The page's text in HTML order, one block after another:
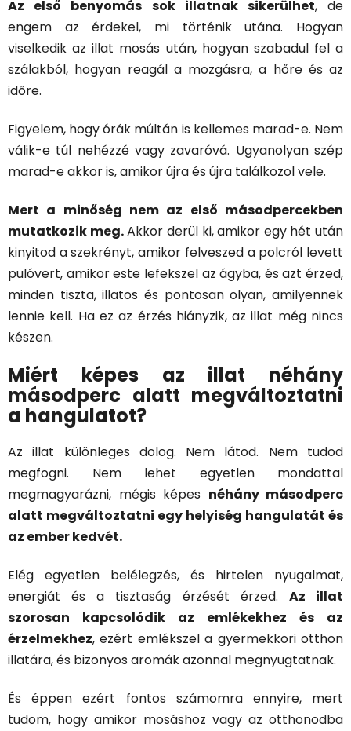
Az első benyomás sok illatnak sikerülhet, de
engem az érdekel, mi történik utána. Hogyan
viselkedik az illat mosás után, hogyan szabadul fel a
szálakból, hogyan reagál a mozgásra, a hőre és az
időre.
Figyelem, hogy órák múltán is kellemes marad-e. Nem
válik-e túl nehézzé vagy zavaróvá. Ugyanolyan szép
marad-e akkor is, amikor újra és újra találkozol vele.
Mert a minőség nem az első másodpercekben
mutatkozik meg.Akkor derül ki, amikor egy hét után
kinyitod a szekrényt, amikor felveszed a polcról levett
pulóvert, amikor este lefekszel az ágyba, és azt érzed,
minden tiszta, illatos és pontosan olyan, amilyennek
lennie kell. Ha ez az érzés hiányzik, az illat még nincs
készen.
Miért képes az illat néhány
másodperc alatt megváltoztatni
a hangulatot?
Az illat különleges dolog. Nem látod. Nem tudod
megfogni. Nem lehet egyetlen mondattal
megmagyarázni, mégis képes néhány másodperc
alatt megváltoztatni egy helyiség hangulatát és
az ember kedvét.
Elég egyetlen belélegzés, és hirtelen nyugalmat,
energiát és a tisztaság érzését érzed. Az illat
szorosan kapcsolódik az emlékekhez és az
érzelmekhez, ezért emlékszel a gyermekkori otthon
illatára, és bizonyos aromák azonnal megnyugtatnak.
És éppen ezért fontos számomra ennyire, mert
tudom, hogy amikor mosáshoz vagy az otthonodba